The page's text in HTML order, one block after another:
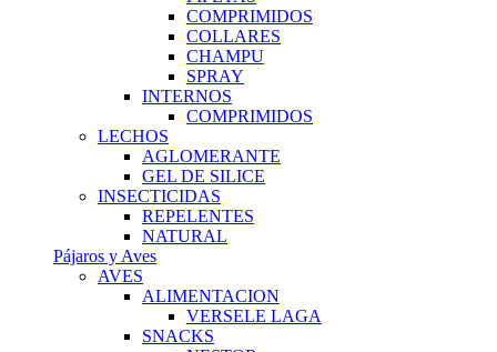
COMPRIMIDOS
COLLARES
CHAMPU
SPRAY
INTERNOS
COMPRIMIDOS
LECHOS
AGLOMERANTE
GEL DE SILICE
INSECTICIDAS
REPELENTES
NATURAL
Pájaros y Aves
AVES
ALIMENTACION
VERSELE LAGA
SNACKS